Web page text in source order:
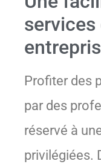
services
Profiter des
par des
réservé à
privilégiées.